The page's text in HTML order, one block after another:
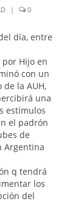
| 0
día, entre
Hijo en
con un
la AUH,
una
estímulos
el padrón
de
Argentina
q tendrá
los
del